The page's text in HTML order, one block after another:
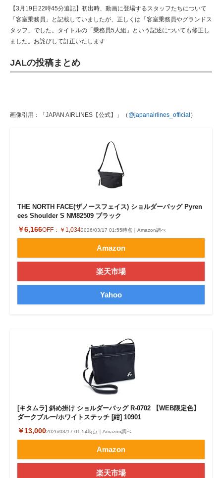
【3月19日22時45分追記】初出時、動画に登場するスタッフたちについて
「客室乗務員」と記載していましたが、正しくは「客室乗務員やグランドス
タッフ」でした。タイトルの「乗務員5人組」という記述についても修正し
ました。お詫びして訂正いたします
JALの投稿まとめ
画像引用：「JAPAN AIRLINES【公式】」（ @japanairlines_official ）
THE NORTH FACE(ザノースフェイス) ショルダーバッグ Pyren
ees Shoulder S NM82509 ブラック
￥6,166OFF： ￥1,0342026/03/17 01:55時点｜Amazon調べ
Amazon
楽天市場
Yahoo
[キタムラ] 斜め掛け ショルダーバッグ R-0702 【WEB限定色】
ダークブルー/ホワイトステッチ [紺] 10901
￥13,0002026/03/17 01:54時点｜Amazon調べ
Amazon
楽天市場